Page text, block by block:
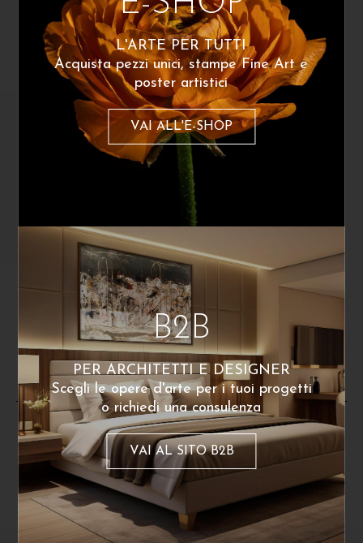
Mitoraj 5
A partire da:230€
Mitoraj 33
A partire da:230
Mauro Sini
Mitoraj 6
A partire da:230€
Dello stesso artista
L'ARTE PER TUTTI
Acquista pezzi unici, stampe Fine Art e
poster artistici
VAI ALL'E-SHOP
B2B
PER ARCHITETTI E DESIGNER
Scegli le opere d'arte per i tuoi progetti
o richiedi una consulenza
VAI AL SITO B2B